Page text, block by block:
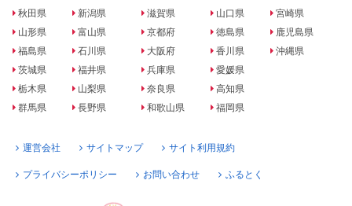
秋田県
山形県
福島県
茨城県
栃木県
群馬県
新潟県
富山県
石川県
福井県
山梨県
長野県
滋賀県
京都府
大阪府
兵庫県
奈良県
和歌山県
山口県
徳島県
香川県
愛媛県
高知県
福岡県
宮崎県
鹿児島県
沖縄県
運営会社 サイトマップ サイト利用規約
プライバシーポリシー お問い合わせ ふるとく